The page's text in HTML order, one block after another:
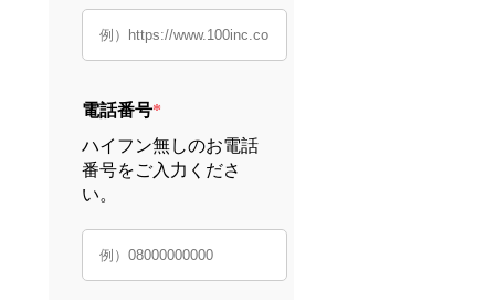
電話番号*
ハイフン無しのお電話
番号をご入力くださ
い。